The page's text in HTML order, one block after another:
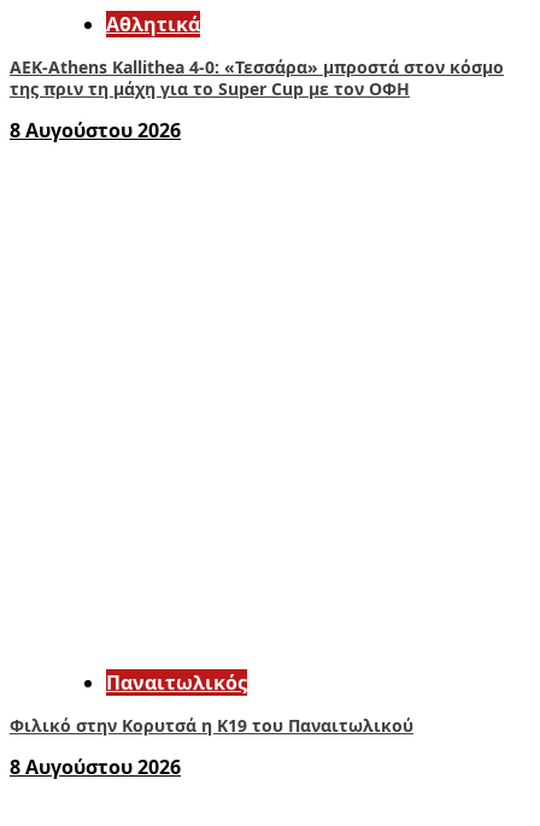
Αθλητικά
ΑΕΚ-Athens Kallithea 4-0: «Τεσσάρα» μπροστά στον κόσμο
της πριν τη μάχη για το Super Cup με τον ΟΦΗ
8 Αυγούστου 2026
Παναιτωλικός
Φιλικό στην Κορυτσά η Κ19 του Παναιτωλικού
8 Αυγούστου 2026